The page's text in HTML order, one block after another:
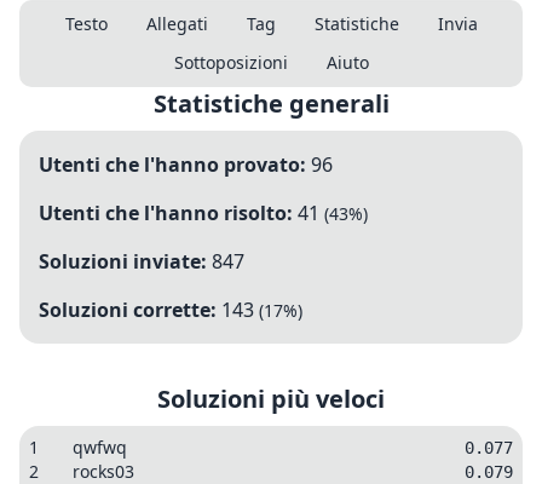
Testo Allegati Tag Statistiche
Invia
Sottoposizioni
Aiuto
Statistiche generali
Utenti che l'hanno provato: 96
Utenti che l'hanno risolto: 41 (43%)
Soluzioni inviate: 847
Soluzioni corrette: 143 (17%)
Soluzioni più veloci
1 qwfwq 0.077
2 rocks03 0.079